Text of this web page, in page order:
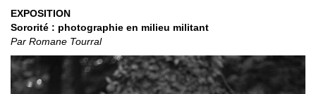
EXPOSITION
Sororité : photographie en milieu militant
Par Romane Tourral